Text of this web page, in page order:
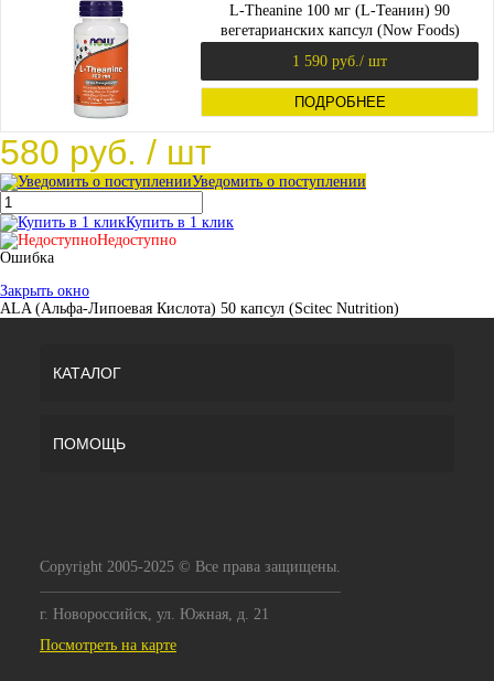
L-Theanine 100 мг (L-Теанин) 90
вегетарианских капсул (Now Foods)
1 590 руб. / шт
ПОДРОБНЕЕ
580 руб. / шт
Уведомить о поступлении
Купить в 1 клик
Недоступно
Ошибка
Закрыть окно
ALA (Альфа-Липоевая Кислота) 50 капсул (Scitec Nutrition)
КАТАЛОГ
ПОМОЩЬ
Copyright 2005-2025 © Все права защищены.
г. Новороссийск, ул. Южная, д. 21
Посмотреть на карте